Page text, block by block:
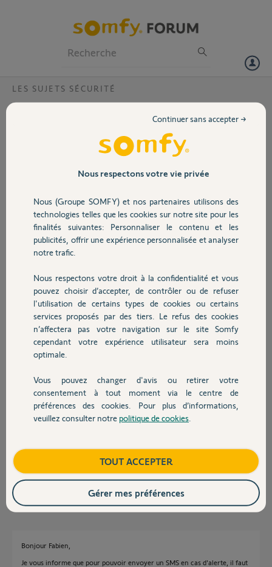
Volet
Sécurité
Domotique
Chauffage
Autres produits
Devis avec un pro
Contact
LES SUJETS SÉCURITÉ
La réponse de bouygue telecom,concernant le retour d'information
Je ne vous garantie pas le fonctionnement nominal de votre alarme
sur une ligne VOIP Fabrice
Fabrice R.
il y a plus de 12 ans
Participer au fil de discussion
Réponses
Bonjour Fabrice,
Pouvez-vous nous donner plus de précisions concernant votre demande
? Qu'entendez-vous par "retour d'information par SMS" ?
Bonne journée,
Thomas M. il y a plus de 12 ans
total avec bouygues.Il pense qu'il faut un abonnement france télécom
pour avoir une ligne analoqique.Transmetteur rtc
Fabrice R. il y a plus de 12 ans
Bonjour Fabien,
Je vous informe que pour pouvoir envoyer un SMS en cas d'alerte, il faut
Nous respectons votre vie privée
Nous (Groupe SOMFY) et nos partenaires utilisons des
technologies telles que les cookies sur notre site pour les
finalités suivantes: Personnaliser le contenu et les
publicités, offrir une expérience personnalisée et analyser
notre trafic.
Nous respectons votre droit à la confidentialité et vous
pouvez choisir d’accepter, de contrôler ou de refuser
l'utilisation de certains types de cookies ou certains
services proposés par des tiers. Le refus des cookies
n’affectera pas votre navigation sur le site Somfy
cependant votre expérience utilisateur sera moins
optimale.
Vous pouvez changer d'avis ou retirer votre
consentement à tout moment via le centre de
préférences des cookies. Pour plus d’informations,
veuillez consulter notre politique de cookies
Continuer sans accepter →
TOUT ACCEPTER
Gérer mes préférences